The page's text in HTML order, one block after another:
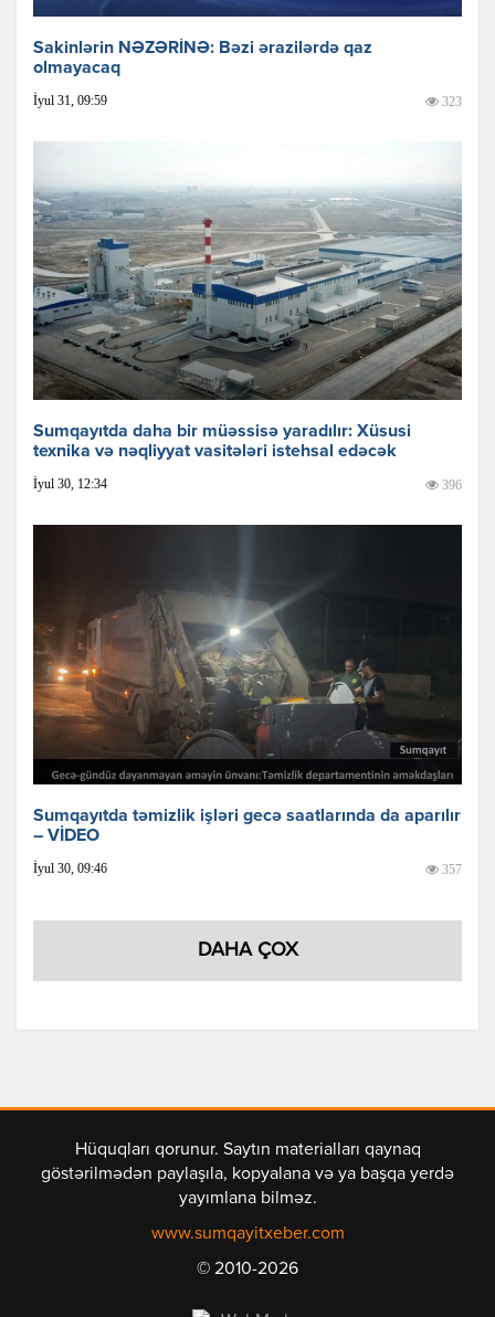
Sakinlərin NƏZƏRİNƏ: Bəzi ərazilərdə qaz
olmayacaq
İyul 31, 09:59 323
Sumqayıtda daha bir müəssisə yaradılır: Xüsusi
texnika və nəqliyyat vasitələri istehsal edəcək
İyul 30, 12:34 396
Sumqayıtda təmizlik işləri gecə saatlarında da aparılır
– VİDEO
İyul 30, 09:46 357
DAHA ÇOX
Hüquqları qorunur. Saytın materialları qaynaq
göstərilmədən paylaşıla, kopyalana və ya başqa yerdə
yayımlana bilməz.
www.sumqayitxeber.com
© 2010-2026